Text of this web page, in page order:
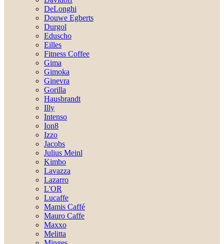
DeLonghi
Douwe Egberts
Durgol
Eduscho
Eilles
Fitness Coffee
Gima
Gimoka
Ginevra
Gorilla
Hausbrandt
Illy
Intenso
Ion8
Izzo
Jacobs
Julius Meinl
Kimbo
Lavazza
Lazarro
L'OR
Lucaffe
Mamis Caffé
Mauro Caffe
Maxxo
Melitta